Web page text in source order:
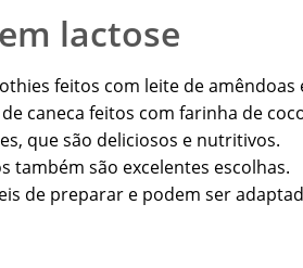
lactose
feitos com leite de amêndoas
caneca feitos com farinha de
que são deliciosos e nutritivos.
também são excelentes escolhas.
de preparar e podem ser